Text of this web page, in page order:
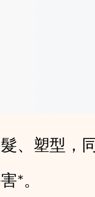
、塑型，
*。